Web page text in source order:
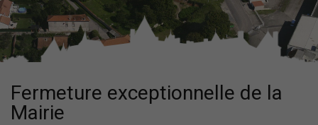
Fermeture exceptionnelle de la
Mairie